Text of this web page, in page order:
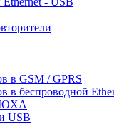
в GSM / GPRS
в беспроводной
USB